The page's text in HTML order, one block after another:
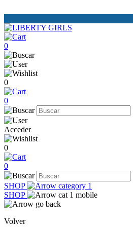
0
0
0
Acceder
0
0
SHOP
SHOP
Volver